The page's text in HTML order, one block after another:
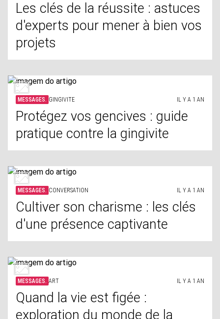
Les clés de la réussite : astuces
d'experts pour mener à bien vos
projets
MESSAGES. GINGIVITE IL Y A 1 AN
Protégez vos gencives : guide
pratique contre la gingivite
MESSAGES. CONVERSATION IL Y A 1 AN
Cultiver son charisme : les clés
d'une présence captivante
MESSAGES. ART IL Y A 1 AN
Quand la vie est figée :
exploration du monde de la